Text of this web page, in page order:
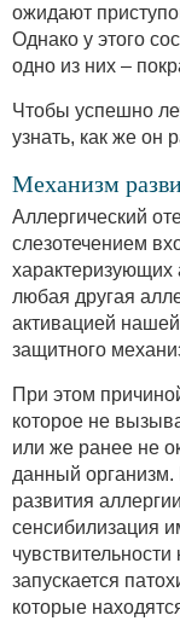
ожидают
Однако у этого
одно из них –
Чтобы успешно
узнать, как же он
Механизм
Аллергический
слезотечением
характеризующих
любая другая
активацией
защитного
При этом
которое не
или же ранее не
данный
развития
сенсибилизация
запускается
которые